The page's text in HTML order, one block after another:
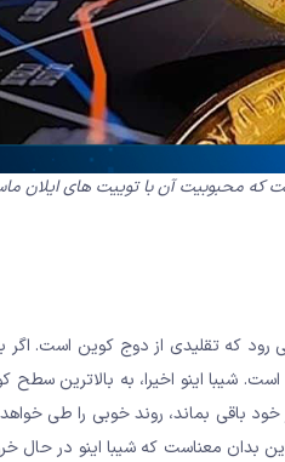
که محبوبیت آن با توییت های ایلان
رود که تقلیدی از دوج کوین است. اگر
شیبا اینو اخیرا، به بالاترین
گفت اگر ارز دیجیتال شیبا، در بالای میانگین های متحرک ۲۱ و ۵۰ روز
0.0000084 و نقطه قیمتی 0.000010 دلار بازگردد. این بدان